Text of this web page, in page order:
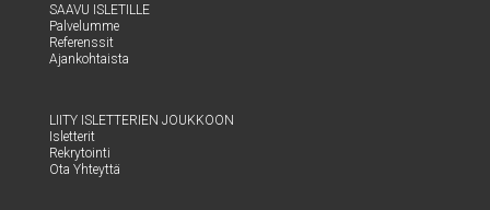
SAA­VU ISLETILLE
Pal­ve­lum­me
Refe­rens­sit
Ajan­koh­tais­ta
LII­TY ISLET­TE­RIEN JOUKKOON
Islet­te­rit
Rek­ry­toin­ti
Ota Yhteyt­tä